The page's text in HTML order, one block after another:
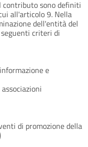
contributo sono definiti
all'articolo 9. Nella
dell'entità del
criteri di
e
di promozione della